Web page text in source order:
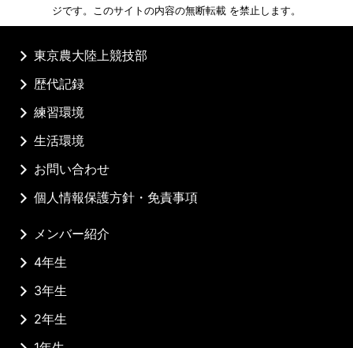
ジです。このサイトの内容の無断転載 を禁止します。
東京農大陸上競技部
歴代記録
練習環境
生活環境
お問い合わせ
個人情報保護方針・免責事項
メンバー紹介
4年生
3年生
2年生